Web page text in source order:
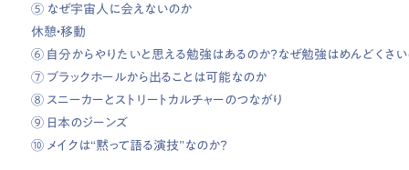
⑤ なぜ宇宙人に会えないのか
休憩・移動
⑥ 自分からやりたいと思える勉強はあるのか？なぜ勉強はめんどくさい
⑦ ブラックホールから出ることは可能なのか
⑧ スニーカーとストリートカルチャーのつながり
⑨ 日本のジーンズ
⑩ メイクは“黙って語る演技”なのか？